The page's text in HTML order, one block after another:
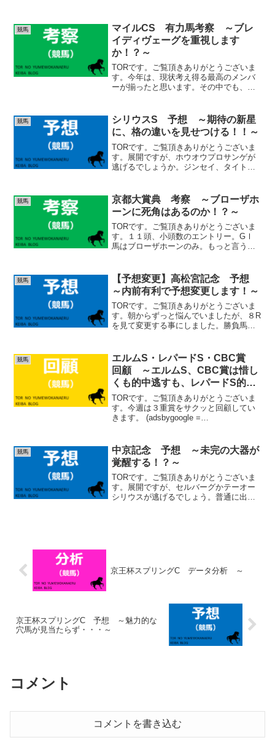
競馬
マイルCS 有力馬考察 ～ブレ
イディヴェーグを重視します
か！？～
TORです。ご覧頂きありがとうございま
す。今年は、現状考え得る最高のメンバ
ーが揃ったと思います。その中でも、注
の取捨てにかかっていると言ってもよい
でしょう。しっかりと考...
競馬
シリウスS 予想 ～期待の新星
に、格の違いを見せつける！！～
TORです。ご覧頂きありがとうございま
す。展開ですが、ホウオウプロサンゲが
逃げるでしょうか。ジンセイ、タイトニ
形になるでしょう。 (adsbygoogle =
wind...
競馬
京都大賞典 考察 ～ブローザホ
ーンに死角はあるのか！？～
TORです。ご覧頂きありがとうございま
す。１１頭、小頭数のエントリー。GⅠ
馬はブローザホーンのみ。もっと言うと
圧倒的な存在に感じられますが、果たし
て本当に盤石なのか、対...
競馬
【予想変更】高松宮記念 予想
～内前有利で予想変更します！～
TORです。ご覧頂きありがとうございま
す。朝からずっと悩んでいましたが、８R
を見て変更する事にしました。勝負馬券
コチャ、トウシンマカオ、ビッグシーザ
ー ←応援のクリック...
競馬
エルムS・レパードS・CBC賞
回顧 ～エルムS、CBC賞は惜し
くも的中逃すも、レパードS的
中！！～
TORです。ご覧頂きありがとうございま
す。今週は３重賞をサクッと回顧してい
きます。 (adsbygoogle =
通り、前走で...
競馬
中京記念 予想 ～未完の大器が
覚醒する！？～
TORです。ご覧頂きありがとうございま
す。展開ですが、セルバーグかテーオー
シリウスが逃げるでしょう。普通に出れ
京王杯スプリングC データ分析 ～
京王杯スプリングC 予想 ～魅力的な
穴馬が見当たらず・・・～
コメント
コメントを書き込む